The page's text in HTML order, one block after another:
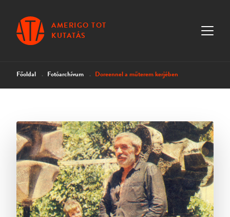
AMERIGO TOT
KUTATÁS
Főoldal Fotóarchívum Doreennel a műterem kerjében